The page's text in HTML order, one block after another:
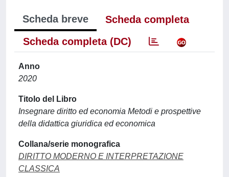
Scheda breve
Scheda completa
Scheda completa (DC)
Anno
2020
Titolo del Libro
Insegnare diritto ed economia Metodi e prospettive
della didattica giuridica ed economica
Collana/serie monografica
DIRITTO MODERNO E INTERPRETAZIONE
CLASSICA